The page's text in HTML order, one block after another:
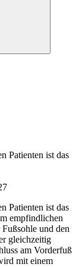
Patienten ist das
Patienten ist das
empfindlichen
und den
gleichzeitig
am Vorderfuß
mit einem